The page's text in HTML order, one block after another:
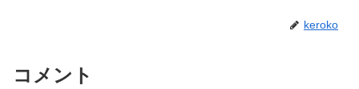
keroko
コメント